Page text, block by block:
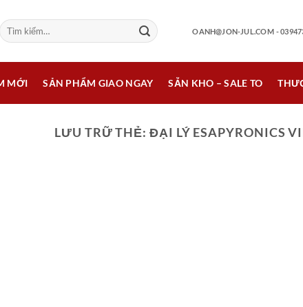
Tìm
kiếm:
OANH@JON-JUL.COM -
MỚI SẢN PHẨM GIAO NGAY SẴN KHO – SALE TO
LƯU TRỮ THẺ:ĐẠI LÝ ESAPYRONICS